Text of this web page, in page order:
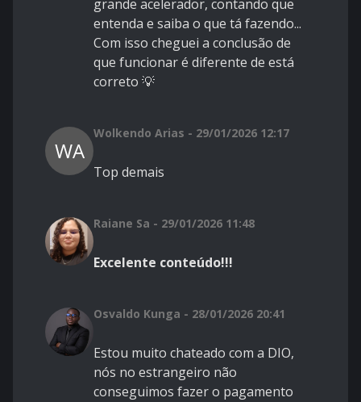
grande acelerador, contando que
entenda e saiba o que tá fazendo...
Com isso cheguei a conclusão de
que funcionar é diferente de está
correto 💡
WA
Wolkendo Arias - 29/01/2026 12:17
Top demais
Raiane Sa - 29/01/2026 11:48
Excelente conteúdo!!!
Osvaldo Kunga - 28/01/2026 20:41
Estou muito chateado com a DIO,
nós no estrangeiro não
conseguimos fazer o pagamento